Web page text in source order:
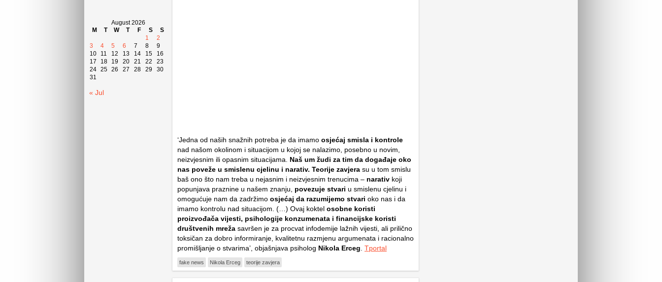
August 2026
M
T W T F S
S
1
2
3
4 5 6 7 8
9
10
11 12 13 14 15
16
17
18 19 20 21 22
23
24 25 26 27 28 29
30
31
« Jul
‘Jedna od naših snažnih potreba je da imamo osjećaj smisla i kontrole
nad našom okolinom i situacijom u kojoj se nalazimo, posebno u novim,
neizvjesnim ili opasnim situacijama. Naš um žudi za tim da događaje oko
nas poveže u smislenu cjelinu i narativ. Teorije zavjera su u tom smislu
baš ono što nam treba u nejasnim i neizvjesnim trenucima – narativ koji
popunjava praznine u našem znanju, povezuje stvari u smislenu cjelinu i
omogućuje nam da zadržimo osjećaj da razumijemo stvari oko nas i da
imamo kontrolu nad situacijom. (…) Ovaj koktel osobne koristi
proizvođača vijesti, psihologije konzumenata i financijske koristi
društvenih mreža savršen je za procvat infodemije lažnih vijesti, ali prilično
toksičan za dobro informiranje, kvalitetnu razmjenu argumenata i racionalno
promišljanje o stvarima’, objašnjava psiholog Nikola Erceg Tportal
fake news Nikola Erceg teorije zavjera